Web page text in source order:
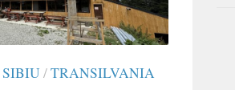
SIBIU/TRANSILVANIA